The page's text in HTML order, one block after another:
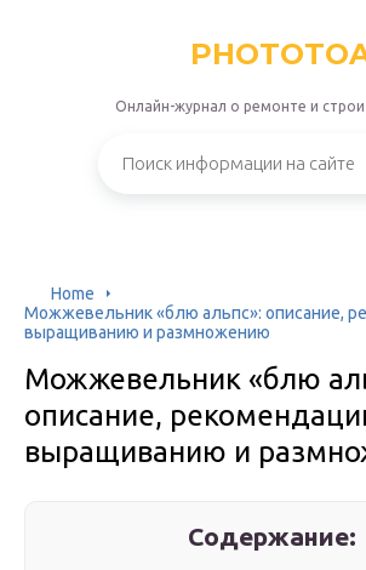
Онлайн-журнал о ремонте и
Home
Можжевельник «блю альпс»: описание,
выращиванию и размножению
Можжевельник «блю
описание,
выращиванию и
Содержание: